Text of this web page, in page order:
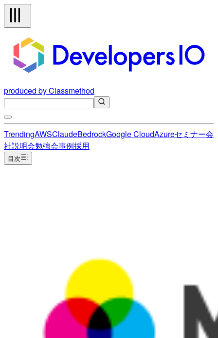
produced by Classmethod
TrendingAWSClaudeBedrockGoogle CloudAzureセミナー会
社説明会勉強会事例採用
目次